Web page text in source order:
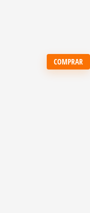
COMPRAR